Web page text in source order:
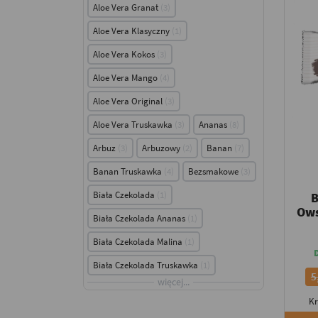
Aloe Vera Granat
Aloe Vera Klasyczny
Aloe Vera Kokos
Aloe Vera Mango
Aloe Vera Original
Aloe Vera Truskawka
Ananas
Arbuz
Arbuzowy Banan
Banan Truskawka
Bezsmakowe
Biała Czekolada
Biała Czekolada Ananas
Biała Czekolada Malina
Biała Czekolada Truskawka
więcej...